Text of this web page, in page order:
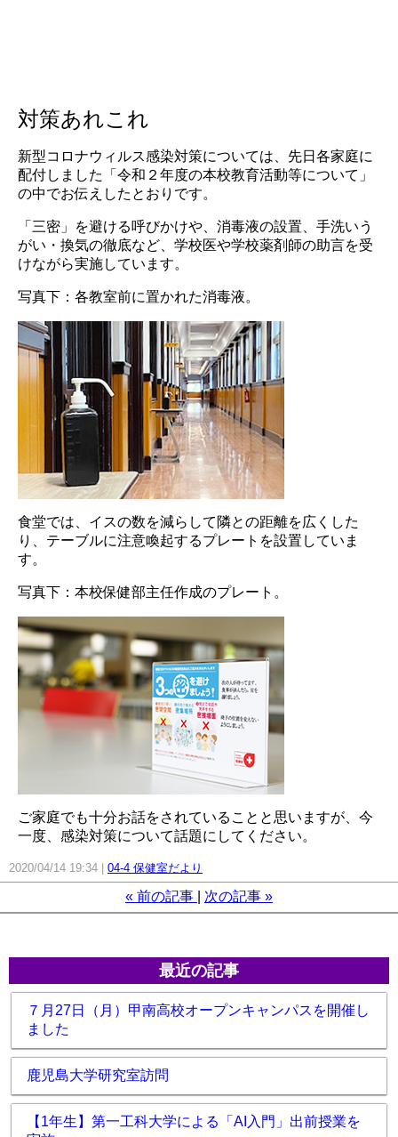
対策あれこれ
新型コロナウィルス感染対策については、先日各家庭に
配付しました「令和２年度の本校教育活動等について」
の中でお伝えしたとおりです。
「三密」を避ける呼びかけや、消毒液の設置、手洗いう
がい・換気の徹底など、学校医や学校薬剤師の助言を受
けながら実施しています。
写真下：各教室前に置かれた消毒液。
食堂では、イスの数を減らして隣との距離を広くした
り、テーブルに注意喚起するプレートを設置していま
す。
写真下：本校保健部主任作成のプレート。
ご家庭でも十分お話をされていることと思いますが、今
一度、感染対策について話題にしてください。
2020/04/14 19:34 04-4 保健室だより
« 前の記事 次の記事 »
最近の記事
７月27日（月）甲南高校オープンキャンパスを開催し
ました
鹿児島大学研究室訪問
【1年生】第一工科大学による「AI入門」出前授業を